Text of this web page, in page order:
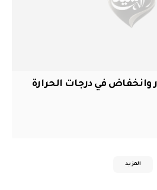
في درجات الحرارة
المزيد